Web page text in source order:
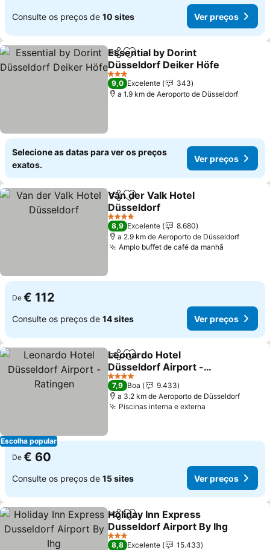
Consulte os preços de 10 sites Ver preços
PartilharAdicionar aos favoritos
Essential by Dorint
Düsseldorf Deiker Höfe
Ver preços
3 Estrelas
9,0 Excelente
343
a 1.9 km de Aeroporto de Düsseldorf
Selecione as datas para ver os preços
exatos.
Ver preços
PartilharAdicionar aos favoritos
Van der Valk Hotel
Düsseldorf
Ver preços
4 Estrelas
8,9 Excelente
8.680
a 2.9 km de Aeroporto de Düsseldorf
Amplo buffet de café da manhã
De € 112
Consulte os preços de 14 sites Ver preços
Escolha popular
PartilharAdicionar aos favoritos
Leonardo Hotel
Düsseldorf Airport -
Ratingen
Ver preços
4 Estrelas
7,9 Boa
9.433
a 3.2 km de Aeroporto de Düsseldorf
Piscinas interna e externa
De € 60
Consulte os preços de 15 sites Ver preços
PartilharAdicionar aos favoritos
Holiday Inn Express
Dusseldorf Airport By Ihg
Ver preços
3 Estrelas
8,8 Excelente
15.433